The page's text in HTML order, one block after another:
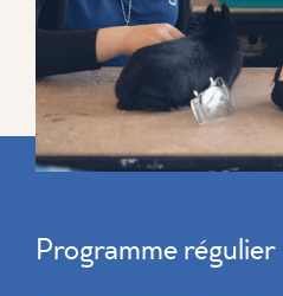
Programme régulier